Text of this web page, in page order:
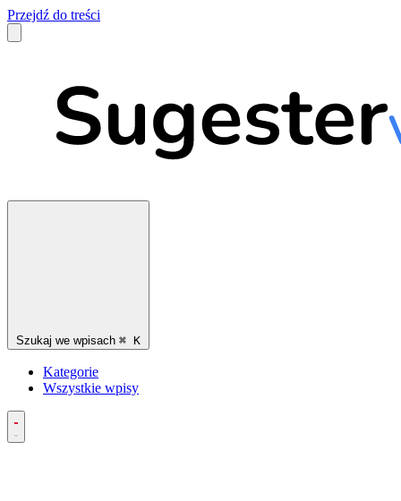
Przejdź do treści
Szukaj we wpisach ⌘ K
Kategorie
Wszystkie wpisy